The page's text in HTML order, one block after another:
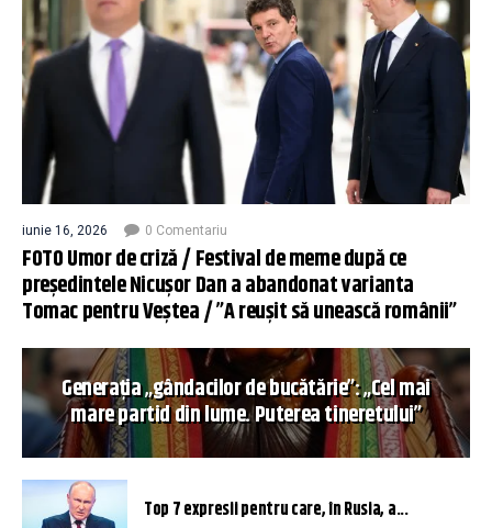
iunie 16, 2026 0 Comentariu
FOTO Umor de criză / Festival de meme după ce
președintele Nicușor Dan a abandonat varianta
Tomac pentru Veștea / ”A reușit să unească românii”
Generația „gândacilor de bucătărie”: „Cel mai
mare partid din lume. Puterea tineretului”
Top 7 expresii pentru care, în Rusia, a...